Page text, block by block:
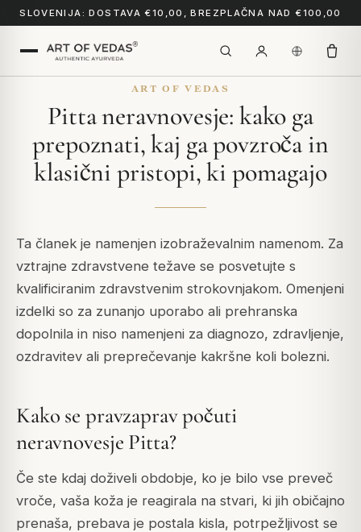
SLOVENIJA: DOSTAVA €10,00, BREZPLAČNA NAD €100,00
ART OF VEDAS
Pitta neravnovesje: kako ga
prepoznati, kaj ga povzroča in
klasični pristopi, ki pomagajo
Ta članek je namenjen izobraževalnim namenom. Za
vztrajne zdravstvene težave se posvetujte s
kvalificiranim zdravstvenim strokovnjakom. Omenjeni
izdelki so za zunanjo uporabo ali prehranska
dopolnila in niso namenjeni za diagnozo, zdravljenje,
ozdravitev ali preprečevanje kakršne koli bolezni.
Kako se pravzaprav počuti
neravnovesje Pitta?
Če ste kdaj doživeli obdobje, ko je bilo vse preveč
vroče, vaša koža je reagirala na stvari, ki jih običajno
prenaša, prebava je postala kisla, potrpežljivost se